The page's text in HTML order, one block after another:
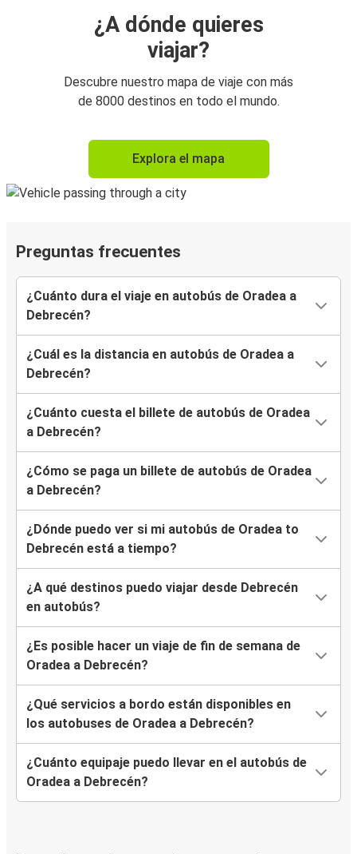
¿A dónde quieres
viajar?
Descubre nuestro mapa de viaje con más
de 8000 destinos en todo el mundo.
Explora el mapa
Preguntas frecuentes
¿Cuánto dura el viaje en autobús de Oradea a
Debrecén?
¿Cuál es la distancia en autobús de Oradea a
Debrecén?
¿Cuánto cuesta el billete de autobús de Oradea
a Debrecén?
¿Cómo se paga un billete de autobús de Oradea
a Debrecén?
¿Dónde puedo ver si mi autobús de Oradea to
Debrecén está a tiempo?
¿A qué destinos puedo viajar desde Debrecén
en autobús?
¿Es posible hacer un viaje de fin de semana de
Oradea a Debrecén?
¿Qué servicios a bordo están disponibles en
los autobuses de Oradea a Debrecén?
¿Cuánto equipaje puedo llevar en el autobús de
Oradea a Debrecén?